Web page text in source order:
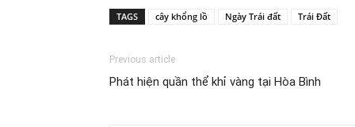
TAGS cây khổng lồ Ngày Trái đất Trái Đất
Previous article
Phát hiện quần thể khỉ vàng tại Hòa Bình